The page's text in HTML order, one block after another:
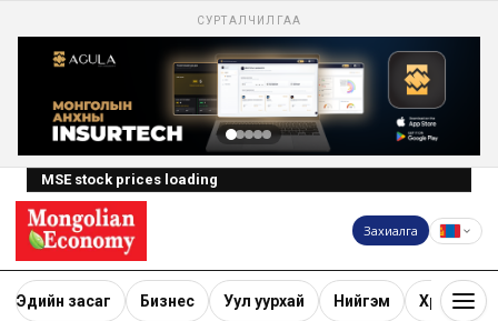
СУРТАЛЧИЛГАА
MSE stock prices loading
Захиалга
Эдийн засаг Бизнес Уул уурхай Нийгэм Хөрөнгө